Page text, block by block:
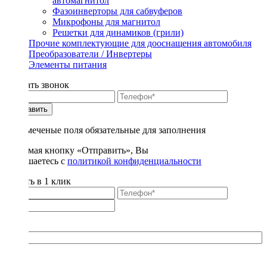
Фазоинверторы для сабвуферов
Микрофоны для магнитол
Решетки для динамиков (грили)
Прочие комплектующие для дооснащения автомобиля
Преобразователи / Инвертеры
Элементы питания
Заказать звонок
Отправить
* - отмеченые поля обязательные для заполнения
Нажимая кнопку «Отправить», Вы
соглашаетесь с политикой конфиденциальности
Купить в 1 клик